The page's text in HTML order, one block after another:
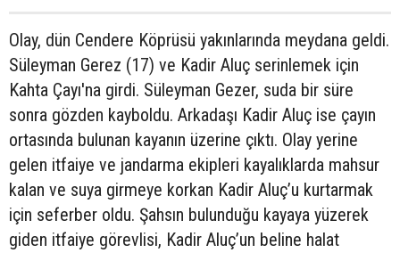
Olay, dün Cendere Köprüsü yakınlarında meydana geldi.
Süleyman Gerez (17) ve Kadir Aluç serinlemek için
Kahta Çayı'na girdi. Süleyman Gezer, suda bir süre
sonra gözden kayboldu. Arkadaşı Kadir Aluç ise çayın
ortasında bulunan kayanın üzerine çıktı. Olay yerine
gelen itfaiye ve jandarma ekipleri kayalıklarda mahsur
kalan ve suya girmeye korkan Kadir Aluç’u kurtarmak
için seferber oldu. Şahsın bulunduğu kayaya yüzerek
giden itfaiye görevlisi, Kadir Aluç’un beline halat